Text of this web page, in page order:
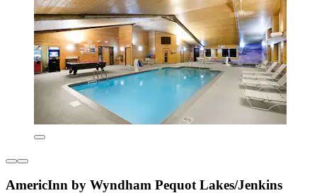
AmericInn by Wyndham Pequot Lakes/Jenkins